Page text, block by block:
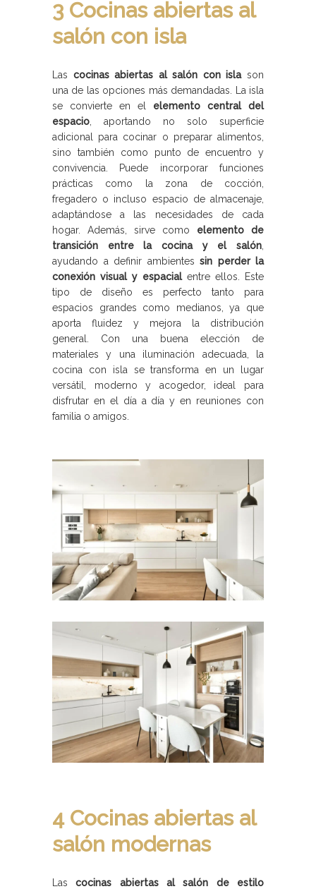
3 Cocinas abiertas al
salón con isla
Las cocinas abiertas al salón con islason
una de las opciones más demandadas. La isla
se convierte en el elemento central del
espacio , aportando no solo superficie
adicional para cocinar o preparar alimentos,
sino también como punto de encuentro y
convivencia. Puede incorporar funciones
prácticas como la zona de cocción,
fregadero o incluso espacio de almacenaje,
adaptándose a las necesidades de cada
hogar. Además, sirve como elemento de
transición entre la cocina y el salón
ayudando a definir ambientes sin perder la
conexión visual y espacialentre ellos. Este
tipo de diseño es perfecto tanto para
espacios grandes como medianos, ya que
aporta fluidez y mejora la distribución
general. Con una buena elección de
materiales y una iluminación adecuada, la
cocina con isla se transforma en un lugar
versátil, moderno y acogedor, ideal para
disfrutar en el día a día y en reuniones con
familia o amigos.
4 Cocinas abiertas al
salón modernas
Lascocinas abiertas al salón de estilo